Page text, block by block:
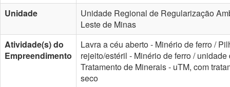
Unidade
Unidade Regional de Regularização
Leste de Minas
Atividade(s) do
Empreendimento
Lavra a céu aberto - Minério de ferro /
rejeito/estéril - Minério de ferro / unidade
Tratamento de Minerais - uTM, com
seco